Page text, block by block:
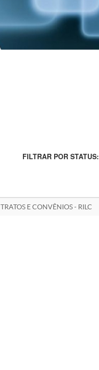
FILTRAR POR STATUS:
E CONVÊNIOS - RILC